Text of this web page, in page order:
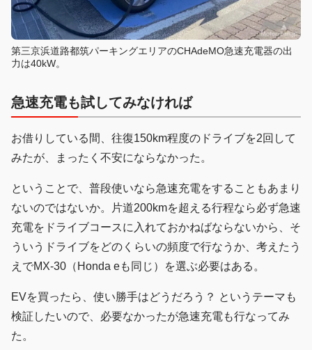
第三京浜道路都筑パーキングエリアのCHAdeMO急速充電器の出
力は40kW。
急速充電も試してみなければ
お借りしている間、往復150km程度のドライブを2回して
みたが、まったく不安にならなかった。
ということで、普段使いなら急速充電をすることもあまり
ないのではないか。片道200kmを超える行程なら必ず急速
充電をドライブコースに入れておかねばならないから、そ
ういうドライブをどのくらいの頻度で行なうか、考えたう
えでMX-30（Honda eも同じ）を選ぶ必要はある。
EVを買ったら、使い勝手はどうだろう？ というテーマも
検証したいので、必要なかったが急速充電も行なってみ
た。